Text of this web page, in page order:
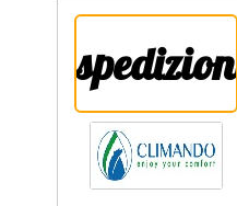
spedizione